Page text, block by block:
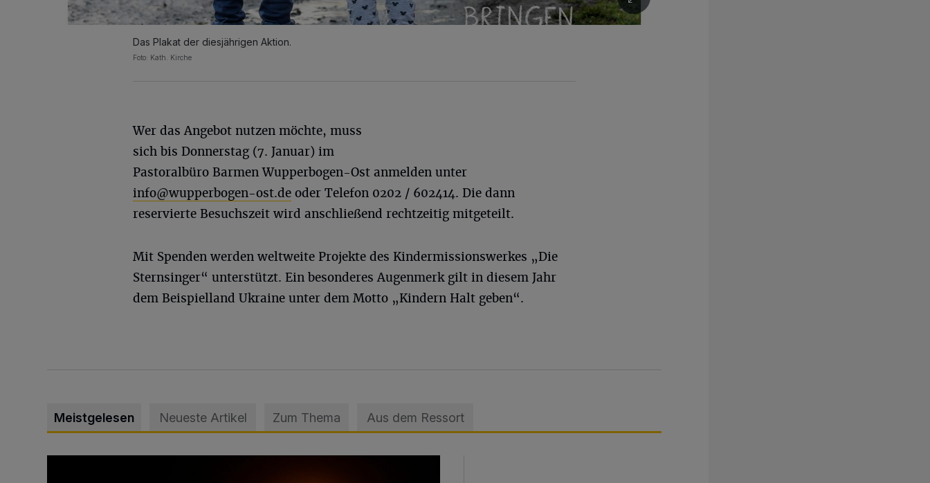
Das Plakat der diesjährigen Aktion.
Foto: Kath. Kirche
Wer das Angebot nutzen möchte, muss
sich bis Donnerstag (7. Januar) im
Pastoralbüro Barmen Wupperbogen-Ost anmelden unter
info@wupperbogen-ost.de oder Telefon 0202 / 602414. Die dann
reservierte Besuchszeit wird anschließend rechtzeitig mitgeteilt.
Mit Spenden werden weltweite Projekte des Kindermissionswerkes „Die
Sternsinger“ unterstützt. Ein besonderes Augenmerk gilt in diesem Jahr
dem Beispielland Ukraine unter dem Motto „Kindern Halt geben“.
Meistgelesen Neueste Artikel Zum Thema Aus dem Ressort